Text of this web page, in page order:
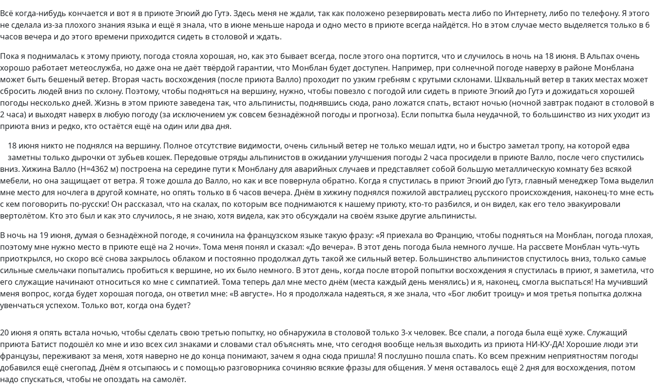
Всё когда-нибудь кончается и вот я в приюте Эгюий дю Гутэ. Здесь меня не ждали, так как положено резервировать места либо по Интернету, либо по телефону. Я этого
не сделала из-за плохого знания языка и ещё я знала, что в июне меньше народа и одно место в приюте всегда найдётся. Но в этом случае место выделяется только в 6
часов вечера и до этого времени приходится сидеть в столовой и ждать.
Пока я поднималась к этому приюту, погода стояла хорошая, но, как это бывает всегда, после этого она портится, что и случилось в ночь на 18 июня. В Альпах очень
хорошо работает метеослужба, но даже она не даёт твёрдой гарантии, что Монблан будет доступен. Например, при солнечной погоде наверху в районе Монблана
может быть бешеный ветер. Вторая часть восхождения (после приюта Валло) проходит по узким гребням с крутыми склонами. Шквальный ветер в таких местах может
сбросить людей вниз по склону. Поэтому, чтобы подняться на вершину, нужно, чтобы повезло с погодой или сидеть в приюте Эгюий дю Гутэ и дожидаться хорошей
погоды несколько дней. Жизнь в этом приюте заведена так, что альпинисты, поднявшись сюда, рано ложатся спать, встают ночью (ночной завтрак подают в столовой в
2 часа) и выходят наверх в любую погоду (за исключением уж совсем безнадёжной погоды и прогноза). Если попытка была неудачной, то большинство из них уходит из
приюта вниз и редко, кто остаётся ещё на один или два дня.
18 июня никто не поднялся на вершину. Полное отсутствие видимости, очень сильный ветер не только мешал идти, но и быстро заметал тропу, на которой едва
заметны только дырочки от зубьев кошек. Передовые отряды альпинистов в ожидании улучшения погоды 2 часа просидели в приюте Валло, после чего спустились
вниз. Хижина Валло (Н=4362 м) построена на середине пути к Монблану для аварийных случаев и представляет собой большую металлическую комнату без всякой
мебели, но она защищает от ветра. Я тоже дошла до Валло, но как и все повернула обратно. Когда я спустилась в приют Эгюий дю Гутэ, главный менеджер Тома выделил
мне место для ночлега в другой комнате, но опять только в 6 часов вечера. Днём в хижину поднялся пожилой австралиец русского происхождения, наконец-то мне есть
с кем поговорить по-русски! Он рассказал, что на скалах, по которым все поднимаются к нашему приюту, кто-то разбился, и он видел, как его тело эвакуировали
вертолётом. Кто это был и как это случилось, я не знаю, хотя видела, как это обсуждали на своём языке другие альпинисты.
В ночь на 19 июня, думая о безнадёжной погоде, я сочинила на французском языке такую фразу: «Я приехала во Францию, чтобы подняться на Монблан, погода плохая,
поэтому мне нужно место в приюте ещё на 2 ночи». Тома меня понял и сказал: «До вечера». В этот день погода была немного лучше. На рассвете Монблан чуть-чуть
приоткрылся, но скоро всё снова закрылось облаком и постоянно продолжал дуть такой же сильный ветер. Большинство альпинистов спустилось вниз, только самые
сильные смельчаки попытались пробиться к вершине, но их было немного. В этот день, когда после второй попытки восхождения я спустилась в приют, я заметила, что
его служащие начинают относиться ко мне с симпатией. Тома теперь дал мне место днём (места каждый день менялись) и я, наконец, смогла выспаться! На мучивший
меня вопрос, когда будет хорошая погода, он ответил мне: «В августе». Но я продолжала надеяться, я же знала, что «Бог любит троицу» и моя третья попытка должна
увенчаться успехом. Только вот, когда она будет?
20 июня я опять встала ночью, чтобы сделать свою третью попытку, но обнаружила в столовой только 3-х человек. Все спали, а погода была ещё хуже. Служащий
приюта Батист подошёл ко мне и изо всех сил знаками и словами стал объяснять мне, что сегодня вообще нельзя выходить из приюта НИ-КУ-ДА! Хорошие люди эти
французы, переживают за меня, хотя наверно не до конца понимают, зачем я одна сюда пришла! Я послушно пошла спать. Ко всем прежним неприятностям погоды
добавился ещё снегопад. Днём я отсыпаюсь и с помощью разговорника сочиняю всякие фразы для общения. У меня оставалось ещё 2 дня для восхождения, потом
надо спускаться, чтобы не опоздать на самолёт.